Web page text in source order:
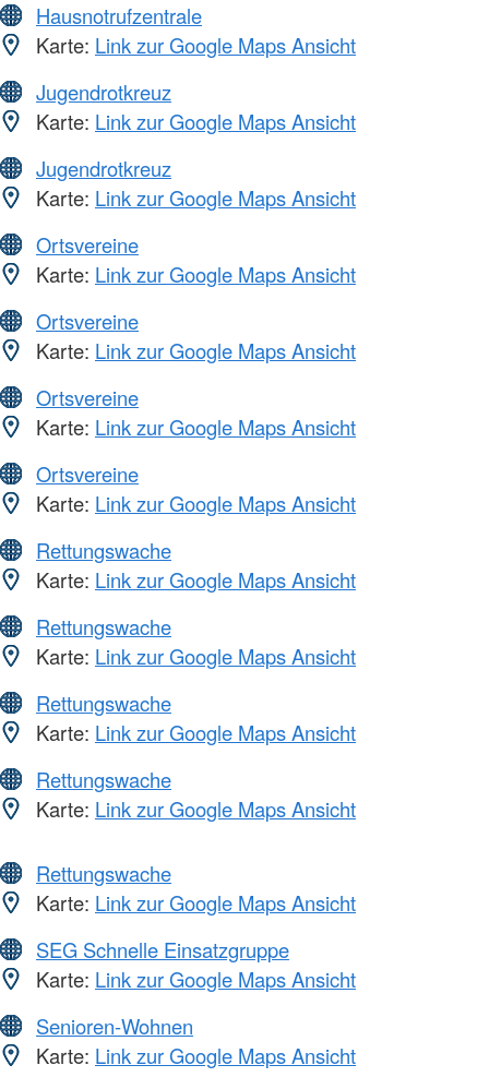
Hausnotrufzentrale
Karte: Link zur Google Maps Ansicht
Jugendrotkreuz
Karte: Link zur Google Maps Ansicht
Jugendrotkreuz
Karte: Link zur Google Maps Ansicht
Ortsvereine
Karte: Link zur Google Maps Ansicht
Ortsvereine
Karte: Link zur Google Maps Ansicht
Ortsvereine
Karte: Link zur Google Maps Ansicht
Ortsvereine
Karte: Link zur Google Maps Ansicht
Rettungswache
Karte: Link zur Google Maps Ansicht
Rettungswache
Karte: Link zur Google Maps Ansicht
Rettungswache
Karte: Link zur Google Maps Ansicht
Rettungswache
Karte: Link zur Google Maps Ansicht
Rettungswache
Karte: Link zur Google Maps Ansicht
SEG Schnelle Einsatzgruppe
Karte: Link zur Google Maps Ansicht
Senioren-Wohnen
Karte: Link zur Google Maps Ansicht